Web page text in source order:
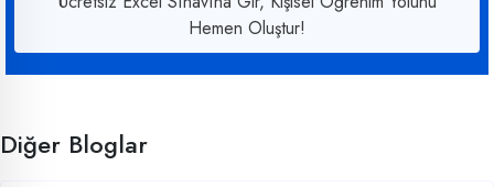
Hemen Oluştur!
Diğer Bloglar